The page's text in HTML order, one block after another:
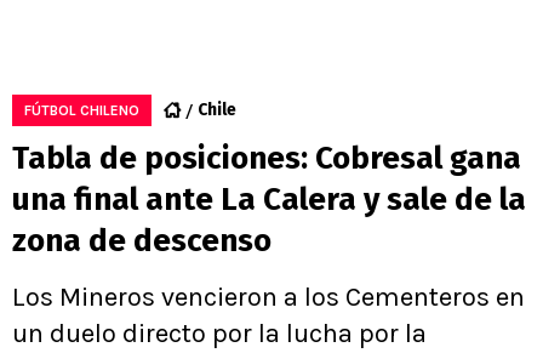
FÚTBOL CHILENO Chile
Tabla de posiciones: Cobresal gana
una final ante La Calera y sale de la
zona de descenso
Los Mineros vencieron a los Cementeros en
un duelo directo por la lucha por la